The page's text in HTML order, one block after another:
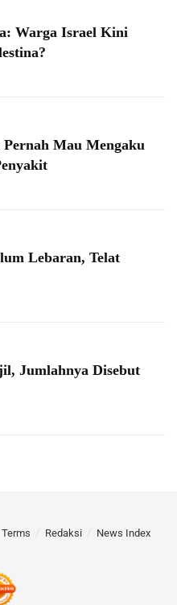
Warga Israel Kini
Mau Mengaku
Lebaran, Telat
Jumlahnya Disebut
Terms Redaksi News Index